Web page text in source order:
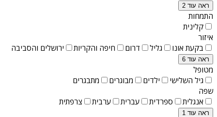
ראה עוד 2
התמחות
קלינית
איזור
בקעת אונו
גליל דרום חיפה והקריות ירושלים והסביבה
ראה עוד 6
מטופל
גיל השלישי
ילדים מבוגרים
מתבגרים
שפה
אנגלית
ספרדית עברית ערבית צרפתית
ראה עוד 1